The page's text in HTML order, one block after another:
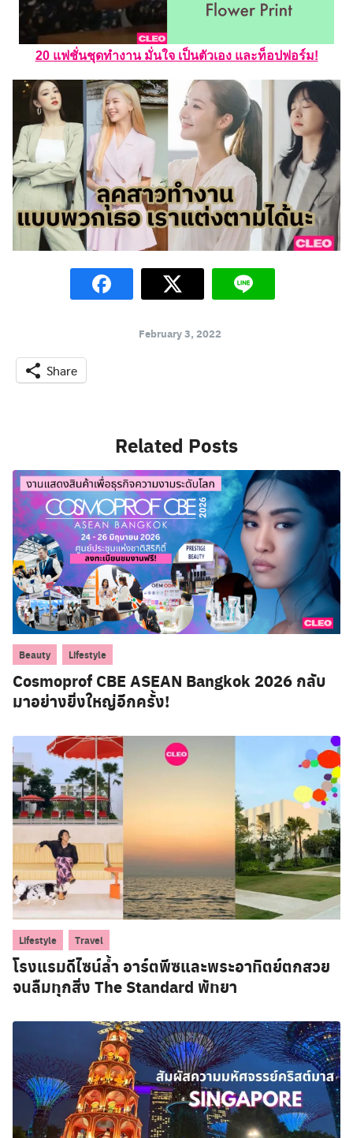
20 แฟชั่นชุดทำงาน มั่นใจ เป็นตัวเอง และท็อปฟอร์ม!
February 3, 2022
Share
Related Posts
Beauty Lifestyle
Cosmoprof CBE ASEAN Bangkok 2026 กลับ
มาอย่างยิ่งใหญ่อีกครั้ง!
Lifestyle Travel
โรงแรมดีไซน์ล้ำ อาร์ตพีซและพระอาทิตย์ตกสวย
จนลืมทุกสิ่ง The Standard พัทยา